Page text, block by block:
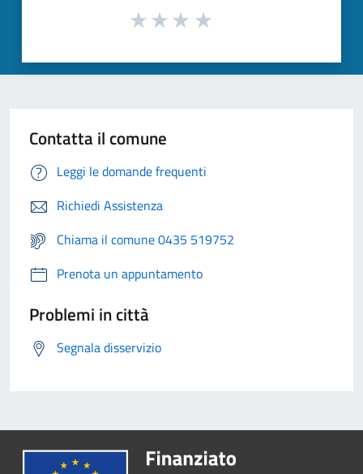
Contatta il comune
Leggi le domande frequenti
Richiedi Assistenza
Chiama il comune 0435 519752
Prenota un appuntamento
Problemi in città
Segnala disservizio